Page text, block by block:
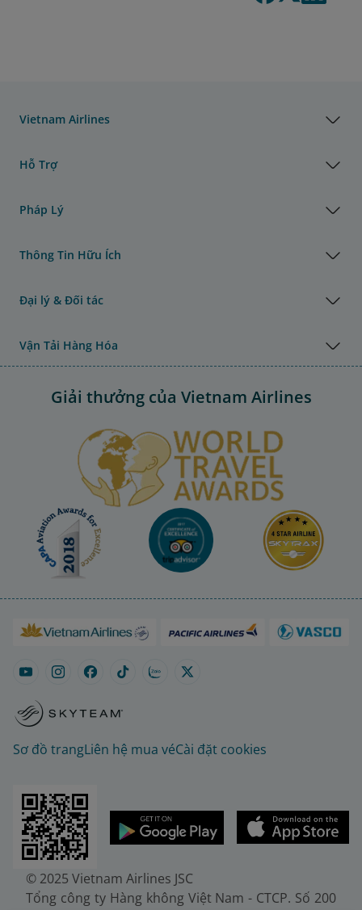
Vietnam Airlines
Hỗ Trợ
Pháp Lý
Thông Tin Hữu Ích
Đại lý & Đối tác
Vận Tải Hàng Hóa
Giải thưởng của Vietnam Airlines
Sơ đồ trangLiên hệ mua véCài đặt cookies
© 2025 Vietnam Airlines JSC
Tổng công ty Hàng không Việt Nam - CTCP. Số 200